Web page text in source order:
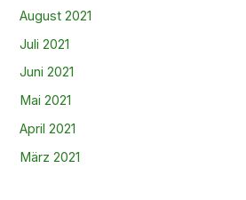
August 2021
Juli 2021
Juni 2021
Mai 2021
April 2021
März 2021